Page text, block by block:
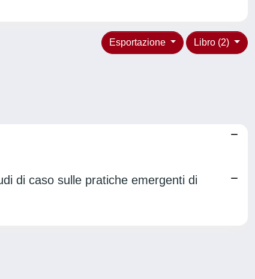
Libro (2)
Esportazione
di caso sulle pratiche emergenti di